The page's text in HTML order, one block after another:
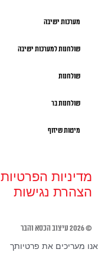
מערכות ישיבה
שולחנות למערכות ישיבה
שולחנות
שולחנות בר
מיטות שיזוף
מדיניות הפרטיות
הצהרת נגישות
© 2026 עיצוב הכסא והבר
אנו מעריכים את פרטיותך